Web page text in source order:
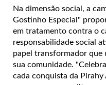
Na dimensão social, a
Gostinho Especial"
em tratamento contra o
responsabilidade social
papel transformador que
sua comunidade.
cada conquista da